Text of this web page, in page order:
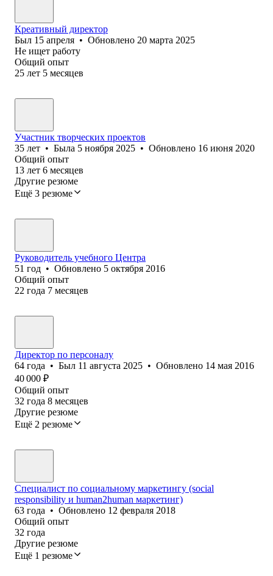
Креативный директор
Был 15 апреля • Обновлено 20 марта 2025
Не ищет работу
Общий опыт
25 лет 5 месяцев
Участник творческих проектов
35 лет • Была 5 ноября 2025 • Обновлено 16 июня 2020
Общий опыт
13 лет 6 месяцев
Другие резюме
Ещё 3 резюме
Руководитель учебного Центра
51 год • Обновлено 5 октября 2016
Общий опыт
22 года 7 месяцев
Директор по персоналу
64 года • Был 11 августа 2025 • Обновлено 14 мая 2016
40 000 ₽
Общий опыт
32 года 8 месяцев
Другие резюме
Ещё 2 резюме
Специалист по социальному маркетингу (social
responsibility и human2human маркетинг)
63 года • Обновлено 12 февраля 2018
Общий опыт
32 года
Другие резюме
Ещё 1 резюме